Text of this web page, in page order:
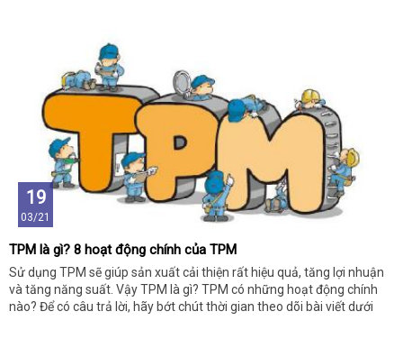
19
03/21
TPM là gì? 8 hoạt động chính của TPM
Sử dụng TPM sẽ giúp sản xuất cải thiện rất hiệu quả, tăng lợi nhuận
và tăng năng suất. Vậy TPM là gì? TPM có những hoạt động chính
nào? Để có câu trả lời, hãy bớt chút thời gian theo dõi bài viết dưới